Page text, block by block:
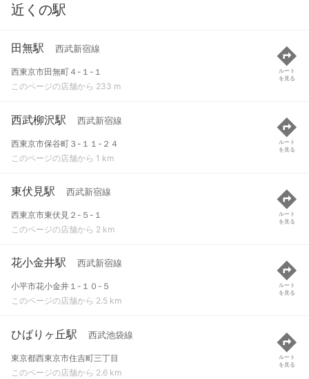
近くの駅
田無駅 西武新宿線
西東京市田無町４-１-１
このページの店舗から 233 m
ルート
を見る
西武柳沢駅 西武新宿線
西東京市保谷町３-１１-２４
このページの店舗から 1 km
ルート
を見る
東伏見駅 西武新宿線
西東京市東伏見２-５-１
このページの店舗から 2 km
ルート
を見る
花小金井駅 西武新宿線
小平市花小金井１-１０-５
このページの店舗から 2.5 km
ルート
を見る
ひばりヶ丘駅 西武池袋線
東京都西東京市住吉町三丁目
このページの店舗から 2.6 km
ルート
を見る